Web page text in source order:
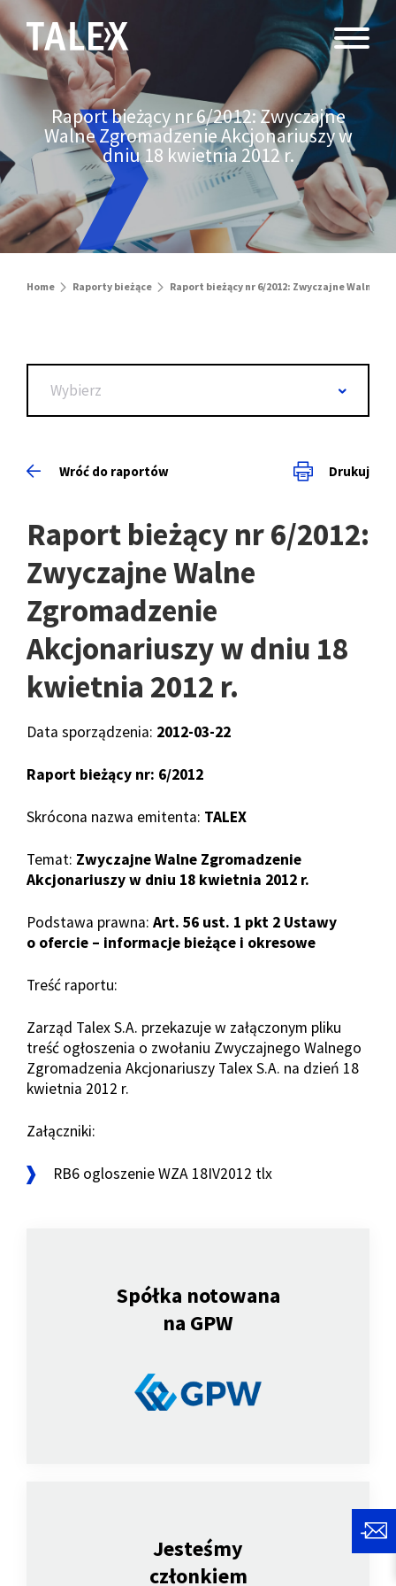
Raport bieżący nr 6/2012: Zwyczajne
Walne Zgromadzenie Akcjonariuszy w
dniu 18 kwietnia 2012 r.
Home Raporty bieżące Raport bieżący nr 6/2012: Zwyczajne Walne
Wybierz
Wróć do raportów Drukuj
Raport bieżący nr 6/2012:
Zwyczajne Walne
Zgromadzenie
Akcjonariuszy w dniu 18
kwietnia 2012 r.
Data sporządzenia: 2012-03-22
Raport bieżący nr: 6/2012
Skrócona nazwa emitenta: TALEX
Temat: Zwyczajne Walne Zgromadzenie
Akcjonariuszy w dniu 18 kwietnia 2012 r.
Podstawa prawna: Art. 56 ust. 1 pkt 2 Ustawy
o ofercie – informacje bieżące i okresowe
Treść raportu:
Zarząd Talex S.A. przekazuje w załączonym pliku
treść ogłoszenia o zwołaniu Zwyczajnego Walnego
Zgromadzenia Akcjonariuszy Talex S.A. na dzień 18
kwietnia 2012 r.
Załączniki:
RB6 ogloszenie WZA 18IV2012 tlx
Spółka notowana
na GPW
Jesteśmy
członkiem